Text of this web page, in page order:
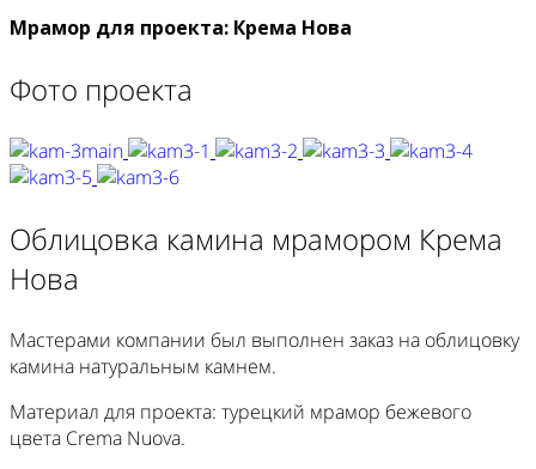
Мрамор для проекта: Крема Нова
Фото проекта
Облицовка камина мрамором Крема
Нова
Мастерами компании был выполнен заказ на облицовку
камина натуральным камнем.
Материал для проекта: турецкий мрамор бежевого
цвета Crema Nuova.